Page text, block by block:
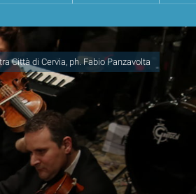
Città di Cervia, ph. Fabio Panzavolta